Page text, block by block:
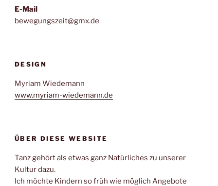
E-Mail
bewegungszeit@gmx.de
DESIGN
Myriam Wiedemann
www.myriam-wiedemann.de
ÜBER DIESE WEBSITE
Tanz gehört als etwas ganz Natürliches zu unserer
Kultur dazu.
Ich möchte Kindern so früh wie möglich Angebote